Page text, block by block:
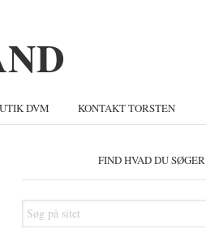
DVM KONTAKT TORSTEN
FIND HVAD DU SØGER
Søg
på